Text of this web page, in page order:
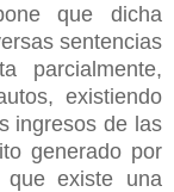
que dicha
sentencias
parcialmente,
existiendo
ingresos de las
generado por
que existe una